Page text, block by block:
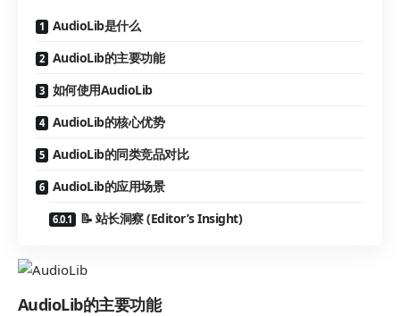
AudioLib是什么
AudioLib的主要功能
如何使用AudioLib
AudioLib的核心优势
AudioLib的同类竞品对比
AudioLib的应用场景
📝 站长洞察 (Editor’s Insight)
AudioLib的主要功能